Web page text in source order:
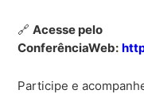
🔗Acesse pelo
ConferênciaWeb:
Participe e